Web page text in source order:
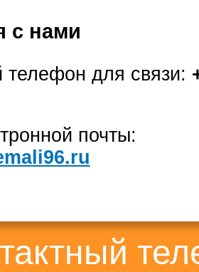
с нами
телефон для связи:
почты: